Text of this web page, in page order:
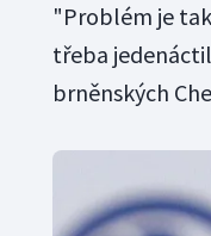
"Problém je
třeba
brněnských